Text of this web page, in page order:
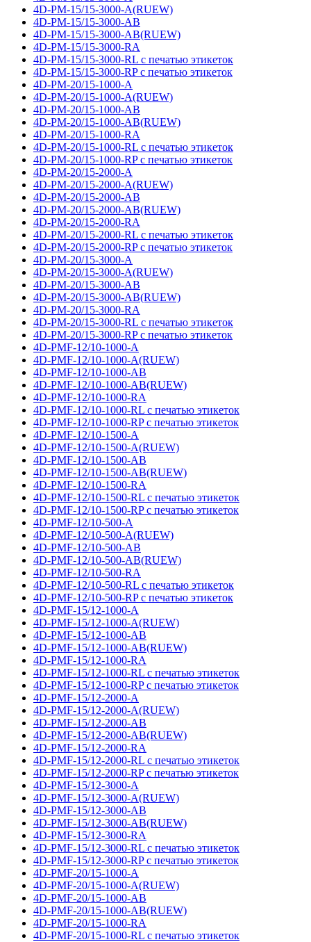
4D-PM-15/15-3000-A(RUEW)
4D-PM-15/15-3000-AB
4D-PM-15/15-3000-AB(RUEW)
4D-PM-15/15-3000-RA
4D-PM-15/15-3000-RL с печатью этикеток
4D-PM-15/15-3000-RP с печатью этикеток
4D-PM-20/15-1000-A
4D-PM-20/15-1000-A(RUEW)
4D-PM-20/15-1000-AB
4D-PM-20/15-1000-AB(RUEW)
4D-PM-20/15-1000-RA
4D-PM-20/15-1000-RL с печатью этикеток
4D-PM-20/15-1000-RP с печатью этикеток
4D-PM-20/15-2000-A
4D-PM-20/15-2000-A(RUEW)
4D-PM-20/15-2000-AB
4D-PM-20/15-2000-AB(RUEW)
4D-PM-20/15-2000-RA
4D-PM-20/15-2000-RL с печатью этикеток
4D-PM-20/15-2000-RP с печатью этикеток
4D-PM-20/15-3000-A
4D-PM-20/15-3000-A(RUEW)
4D-PM-20/15-3000-AB
4D-PM-20/15-3000-AB(RUEW)
4D-PM-20/15-3000-RA
4D-PM-20/15-3000-RL с печатью этикеток
4D-PM-20/15-3000-RP с печатью этикеток
4D-PMF-12/10-1000-A
4D-PMF-12/10-1000-A(RUEW)
4D-PMF-12/10-1000-AB
4D-PMF-12/10-1000-AB(RUEW)
4D-PMF-12/10-1000-RA
4D-PMF-12/10-1000-RL с печатью этикеток
4D-PMF-12/10-1000-RP с печатью этикеток
4D-PMF-12/10-1500-A
4D-PMF-12/10-1500-A(RUEW)
4D-PMF-12/10-1500-AB
4D-PMF-12/10-1500-AB(RUEW)
4D-PMF-12/10-1500-RA
4D-PMF-12/10-1500-RL с печатью этикеток
4D-PMF-12/10-1500-RP с печатью этикеток
4D-PMF-12/10-500-A
4D-PMF-12/10-500-A(RUEW)
4D-PMF-12/10-500-AB
4D-PMF-12/10-500-AB(RUEW)
4D-PMF-12/10-500-RA
4D-PMF-12/10-500-RL с печатью этикеток
4D-PMF-12/10-500-RP с печатью этикеток
4D-PMF-15/12-1000-A
4D-PMF-15/12-1000-A(RUEW)
4D-PMF-15/12-1000-AB
4D-PMF-15/12-1000-AB(RUEW)
4D-PMF-15/12-1000-RA
4D-PMF-15/12-1000-RL с печатью этикеток
4D-PMF-15/12-1000-RP с печатью этикеток
4D-PMF-15/12-2000-A
4D-PMF-15/12-2000-A(RUEW)
4D-PMF-15/12-2000-AB
4D-PMF-15/12-2000-AB(RUEW)
4D-PMF-15/12-2000-RA
4D-PMF-15/12-2000-RL с печатью этикеток
4D-PMF-15/12-2000-RP с печатью этикеток
4D-PMF-15/12-3000-A
4D-PMF-15/12-3000-A(RUEW)
4D-PMF-15/12-3000-AB
4D-PMF-15/12-3000-AB(RUEW)
4D-PMF-15/12-3000-RA
4D-PMF-15/12-3000-RL с печатью этикеток
4D-PMF-15/12-3000-RP с печатью этикеток
4D-PMF-20/15-1000-A
4D-PMF-20/15-1000-A(RUEW)
4D-PMF-20/15-1000-AB
4D-PMF-20/15-1000-AB(RUEW)
4D-PMF-20/15-1000-RA
4D-PMF-20/15-1000-RL с печатью этикеток